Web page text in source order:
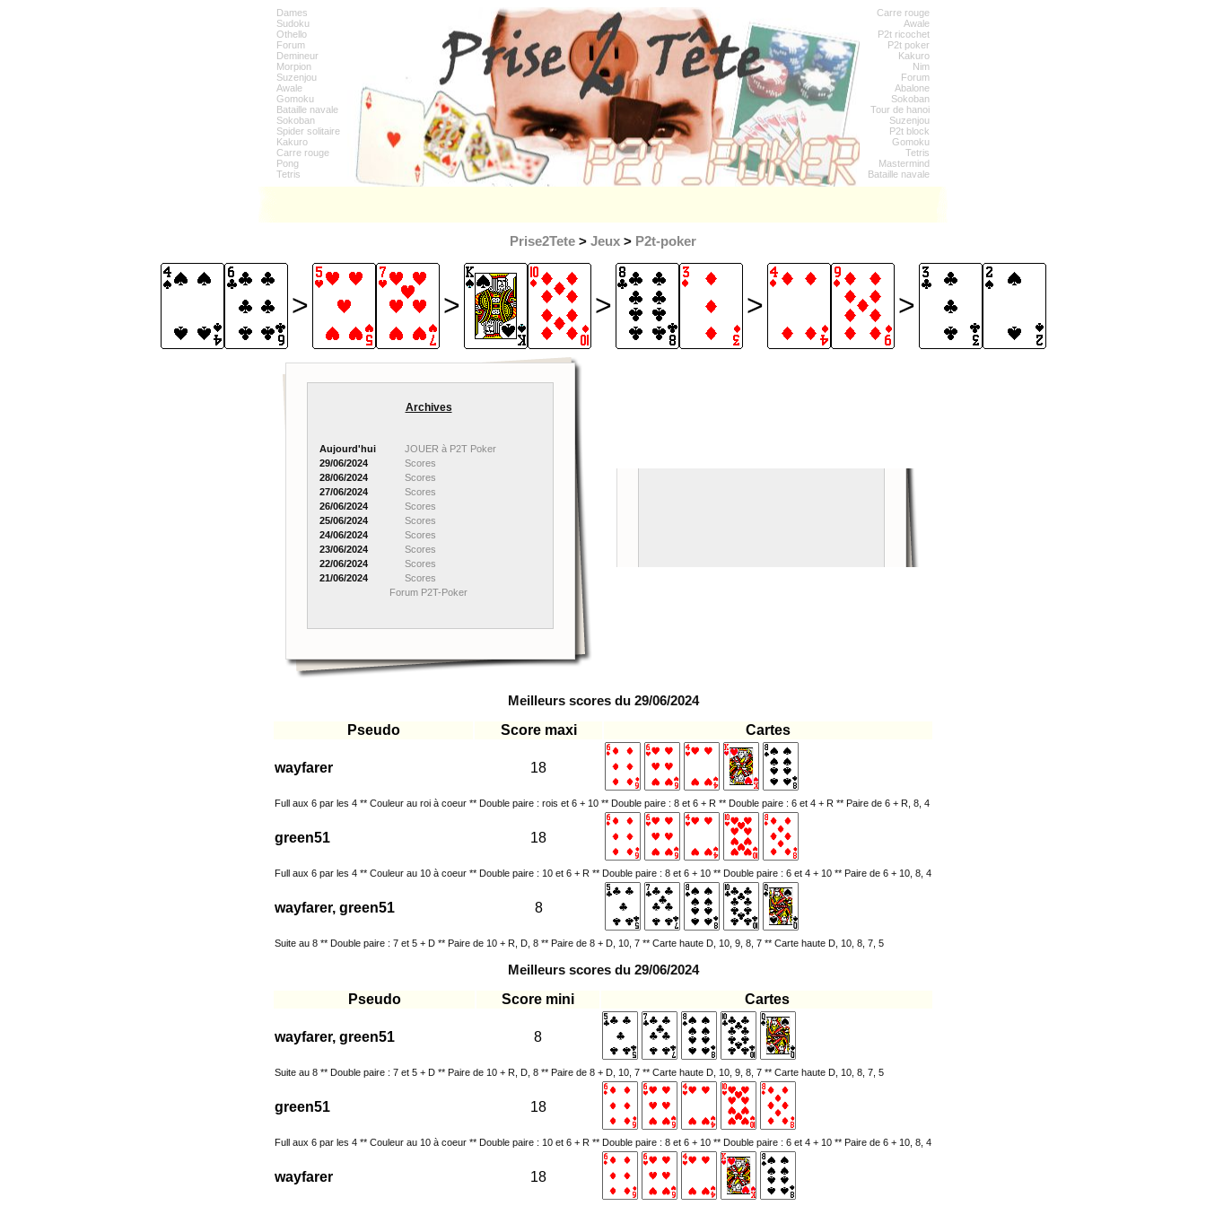
Dames
Sudoku
Othello
Forum
Demineur
Morpion
Suzenjou
Awale
Gomoku
Bataille navale
Sokoban
Spider solitaire
Kakuro
Carre rouge
Pong
Tetris
Carre rouge
Awale
P2t ricochet
P2t poker
Kakuro
Nim
Forum
Abalone
Sokoban
Tour de hanoi
Suzenjou
P2t block
Gomoku
Tetris
Mastermind
Bataille navale
Prise2Tete > Jeux > P2t-poker
> > > > >
Archives
Aujourd'hui
JOUER à P2T Poker
29/06/2024
Scores
28/06/2024
Scores
27/06/2024
Scores
26/06/2024
Scores
25/06/2024
Scores
24/06/2024
Scores
23/06/2024
Scores
22/06/2024
Scores
21/06/2024
Scores
Forum P2T-Poker
Meilleurs scores du 29/06/2024
Pseudo
Score maxi Cartes
wayfarer 18
Full aux 6 par les 4 ** Couleur au roi à coeur ** Double paire : rois et 6 + 10 ** Double paire : 8 et 6 + R ** Double paire : 6 et 4 + R ** Paire de 6 + R, 8, 4
green51 18
Full aux 6 par les 4 ** Couleur au 10 à coeur ** Double paire : 10 et 6 + R ** Double paire : 8 et 6 + 10 ** Double paire : 6 et 4 + 10 ** Paire de 6 + 10, 8, 4
wayfarer, green51 8
Suite au 8 ** Double paire : 7 et 5 + D ** Paire de 10 + R, D, 8 ** Paire de 8 + D, 10, 7 ** Carte haute D, 10, 9, 8, 7 ** Carte haute D, 10, 8, 7, 5
Meilleurs scores du 29/06/2024
Pseudo
Score mini Cartes
wayfarer, green51 8
Suite au 8 ** Double paire : 7 et 5 + D ** Paire de 10 + R, D, 8 ** Paire de 8 + D, 10, 7 ** Carte haute D, 10, 9, 8, 7 ** Carte haute D, 10, 8, 7, 5
green51 18
Full aux 6 par les 4 ** Couleur au 10 à coeur ** Double paire : 10 et 6 + R ** Double paire : 8 et 6 + 10 ** Double paire : 6 et 4 + 10 ** Paire de 6 + 10, 8, 4
wayfarer 18